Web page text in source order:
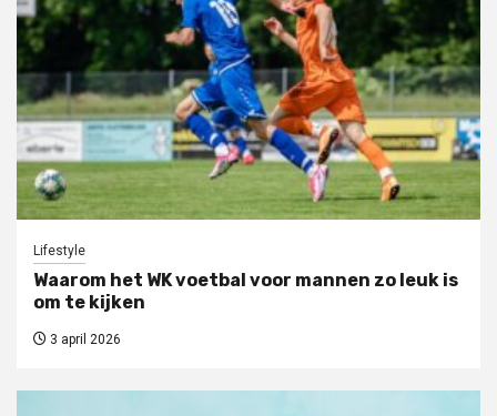
Lifestyle
Waarom het WK voetbal voor mannen zo leuk is
om te kijken
3 april 2026